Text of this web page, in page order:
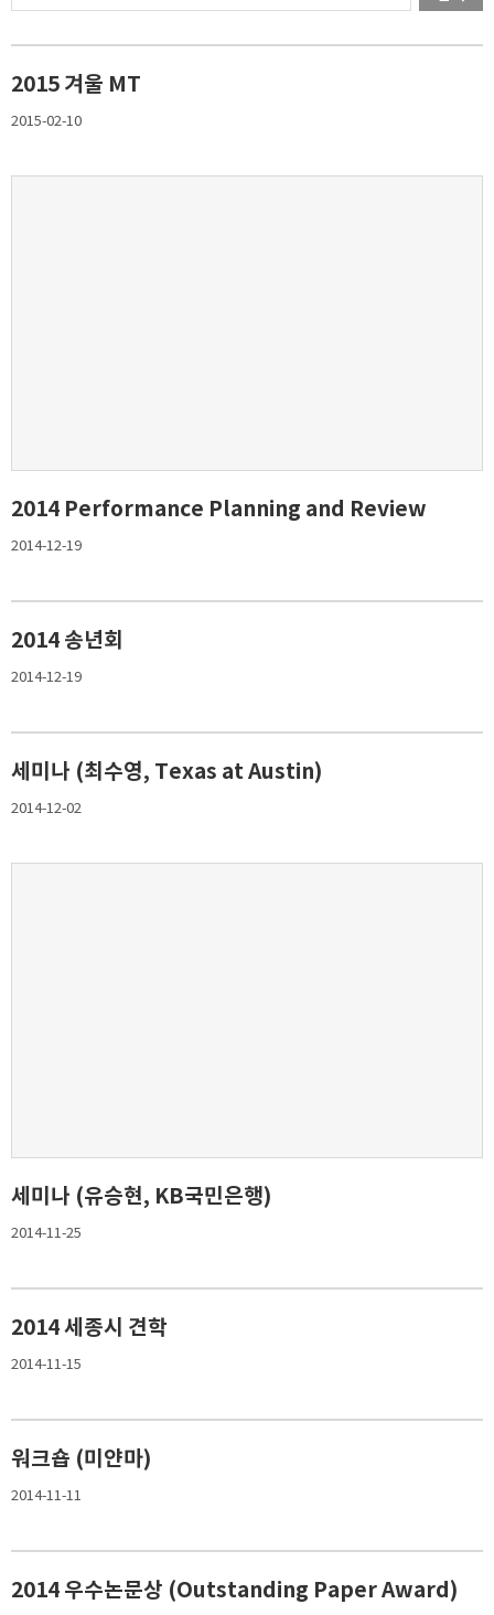
2015 겨울 MT
2015-02-10
2014 Performance Planning and Review
2014-12-19
2014 송년회
2014-12-19
세미나 (최수영, Texas at Austin)
2014-12-02
세미나 (유승현, KB국민은행)
2014-11-25
2014 세종시 견학
2014-11-15
워크숍 (미얀마)
2014-11-11
2014 우수논문상 (Outstanding Paper Award)